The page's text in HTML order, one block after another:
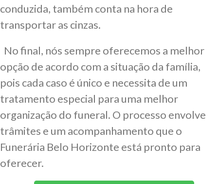
conduzida, também conta na hora de
transportar as cinzas.
No final, nós sempre oferecemos a melhor
opção de acordo com a situação da família,
pois cada caso é único e necessita de um
tratamento especial para uma melhor
organização do funeral. O processo envolve
trâmites e um acompanhamento que o
Funerária Belo Horizonte está pronto para
oferecer.